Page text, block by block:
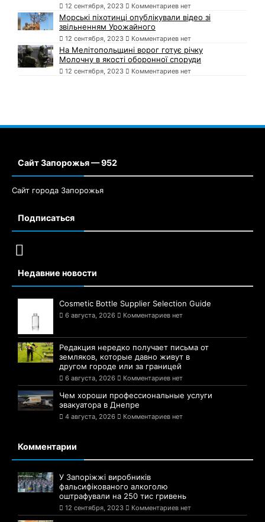
12 сентября, 2023 Комментариев нет
Морські піхотинці опублікували відео зі
звільненням Урожайного
12 сентября, 2023 Комментариев нет
На Мелітопольщині ворог готує річку
Молочну в якості оборонної споруди
12 сентября, 2023 Комментариев нет
Сайт Запорожья — 952
Сайт города Запорожья
Подписаться
Недавние новости
Cosmetic Bottle Supplier Selection Guide
6 августа, 2026 Комментариев нет
Редакция нередко получает письма от
земляков, которые давно живут в
другом городе или за границей
6 августа, 2026 Комментариев нет
Чем хороши профессиональные услуги
эвакуатора в Днепре
4 августа, 2026 Комментариев нет
Комментарии
У Запоріжжі виробників
фальсифікованого алкоголю
оштрафували на 250 тис гривень
12 сентября, 2023 Комментариев нет